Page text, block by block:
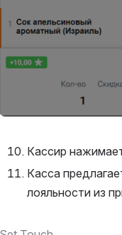
Кассир
Касса
лояльности из